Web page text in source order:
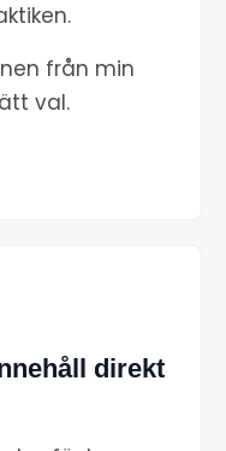
från min
val.
direkt